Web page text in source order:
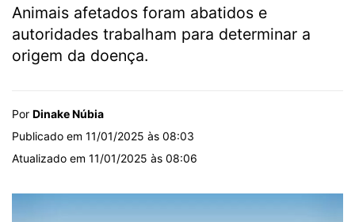
Animais afetados foram abatidos e
autoridades trabalham para determinar a
origem da doença.
Por Dinake Núbia
Publicado em 11/01/2025 às 08:03
Atualizado em 11/01/2025 às 08:06